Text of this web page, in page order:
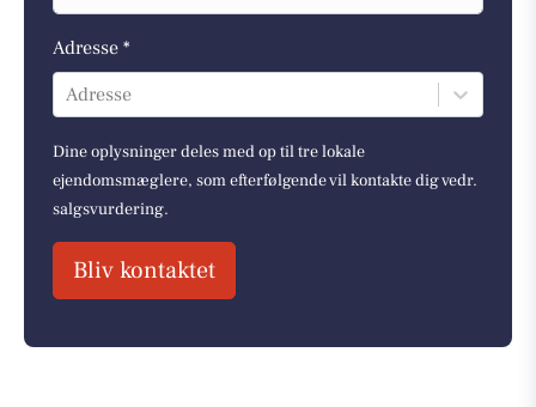
Adresse *
Adresse
Dine oplysninger deles med op til tre lokale
ejendomsmæglere, som efterfølgende vil kontakte dig vedr.
salgsvurdering.
Bliv kontaktet